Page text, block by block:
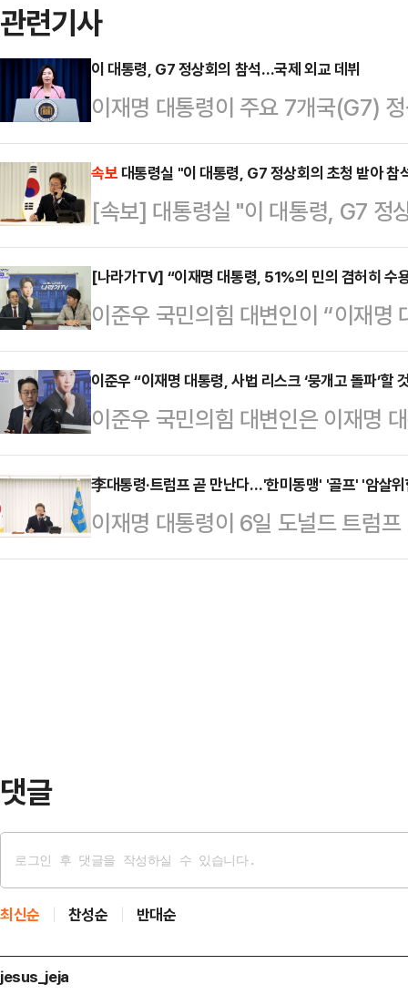
관련기사
이 대통령, G7 정상회의 참석…국제 외교 데뷔
이재명 대통령이 주요 7개국(G7)
다.강유정 대통령실 대변인은 7일
일 캐나다 앨버타주 카나나스키스
회원이 아니지만 의장국인 캐나다
호주를 초청할 수 있다고 언급한 바
내용에 대해서는 "외교적으로 서로
닌 것 같다"고 말을 아꼈다.방미특
"계획은 하는 것으…
속보대통령실 "이 대통령, G7 정상회의 초청 받아 참
[속보] 대통령실 "이 대통령, G7 정
[나라가TV] “이재명 대통령, 51%의 민의 겸허히 수
이준우 국민의힘 대변인이 “이재
의 국민의 뜻을 겸허히 수용해야 한
으로 진행된 데일리안TV의 정치
만 표 차이면 엄청난 수치다. 작은
큼 큰 격차가 난 만큼, 이번 대선은
점을 분명히 인식해야 한다”고 지
가 49%를 얻은 셈인데, 이는 곧
뜻”이라며 …
이준우 “이재명 대통령, 사법 리스크 ‘뭉개고 돌파’할
이준우 국민의힘 대변인은 이재명
“대선 당시와 마찬가지로 뭉개고
근 생방송으로 진행된 데일리안TV
연, “대장동, 성남FC, 백현동 등 수
조적이었고, 증거에 대해 모르쇠로
李대통령·트럼프 곧 만난다…'한미동맹' '골프' '암살
이재명 대통령이 6일 도널드 트럼
를 했다. 트럼프 대통령은 이 대통
댓글
최신순 찬성순 반대순
jesus_jeja